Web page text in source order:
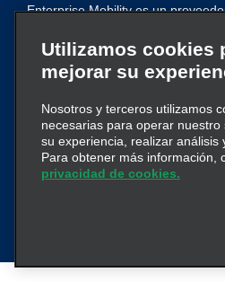
Enterprise Mobility es un
“Enterprise Mobility” se utiliza
referencia a entidades
información relativa a muchas
referencias no pretenden
estructura corporativa existente.
para obtener más información.
Utilizamos cookies
mejorar su
Nosotros y terceros utilizamos
necesarias para operar
su experiencia, realizar análisis
Para obtener más información,
privacidad de cookies.